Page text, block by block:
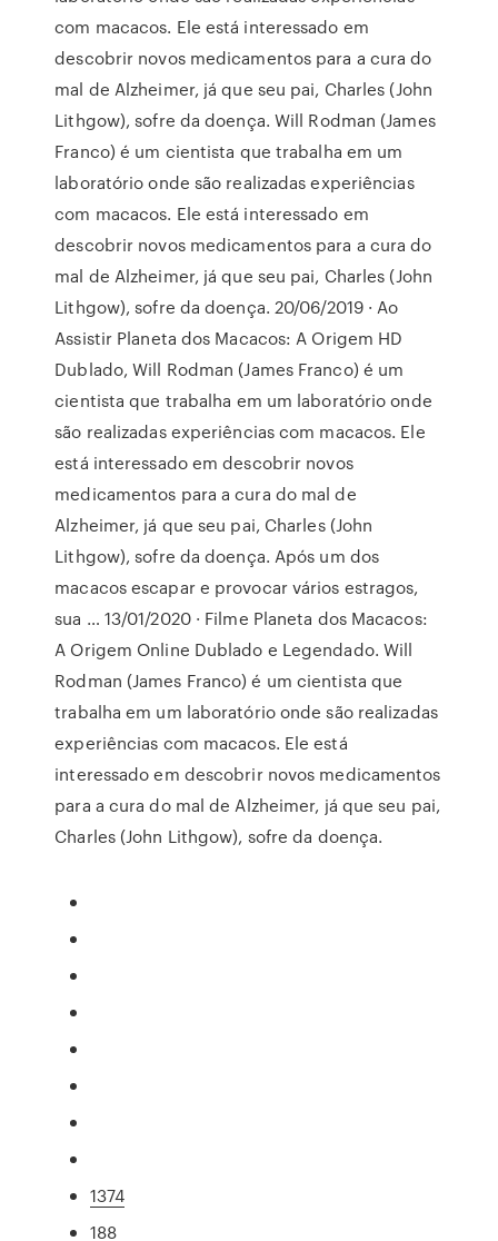
com macacos. Ele está interessado em
descobrir novos medicamentos para a cura do
mal de Alzheimer, já que seu pai, Charles (John
Lithgow), sofre da doença. Will Rodman (James
Franco) é um cientista que trabalha em um
laboratório onde são realizadas experiências
com macacos. Ele está interessado em
descobrir novos medicamentos para a cura do
mal de Alzheimer, já que seu pai, Charles (John
Lithgow), sofre da doença. 20/06/2019 · Ao
Assistir Planeta dos Macacos: A Origem HD
Dublado, Will Rodman (James Franco) é um
cientista que trabalha em um laboratório onde
são realizadas experiências com macacos. Ele
está interessado em descobrir novos
medicamentos para a cura do mal de
Alzheimer, já que seu pai, Charles (John
Lithgow), sofre da doença. Após um dos
macacos escapar e provocar vários estragos,
sua … 13/01/2020 · Filme Planeta dos Macacos:
A Origem Online Dublado e Legendado. Will
Rodman (James Franco) é um cientista que
trabalha em um laboratório onde são realizadas
experiências com macacos. Ele está
interessado em descobrir novos medicamentos
para a cura do mal de Alzheimer, já que seu pai,
Charles (John Lithgow), sofre da doença.
1374
188